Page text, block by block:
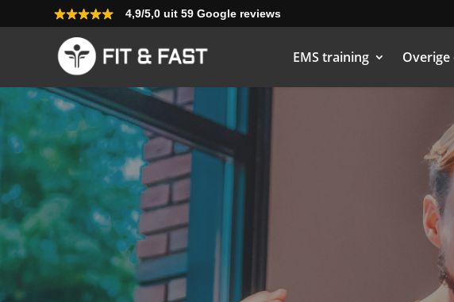
4,9/5,0 uit 59 Google reviews
EMS training